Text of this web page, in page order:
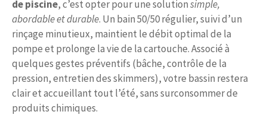
de piscine, c’est opter pour une solutionsimple,
abordable et durable. Un bain 50/50 régulier, suivi d’un
rinçage minutieux, maintient le débit optimal de la
pompe et prolonge la vie de la cartouche. Associé à
quelques gestes préventifs (bâche, contrôle de la
pression, entretien des skimmers), votre bassin restera
clair et accueillant tout l’été, sans surconsommer de
produits chimiques.